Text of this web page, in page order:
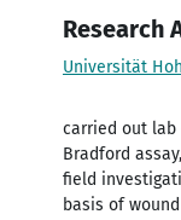
Research
Universität
carried out lab
Bradford
field
basis of